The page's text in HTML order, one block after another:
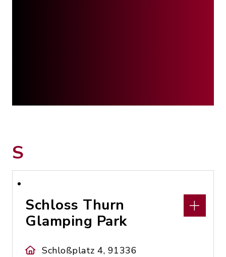
S
Schloss Thurn
Glamping Park
Schloßplatz 4, 91336